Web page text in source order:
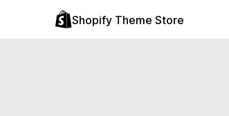
Shopify Theme Store